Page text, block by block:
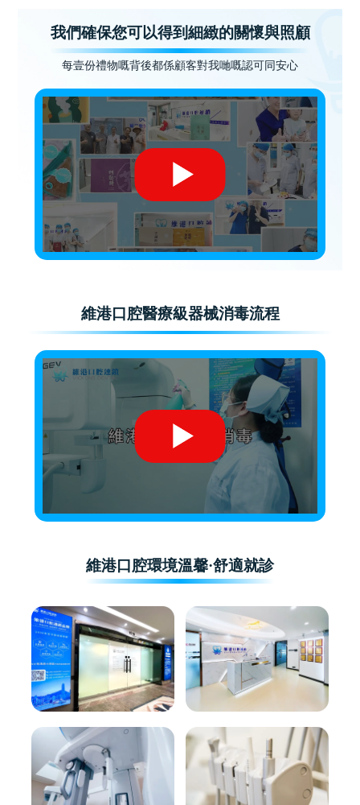
我們確保您可以得到細緻的關懷與照顧
每壹份禮物嘅背後都係顧客對我哋嘅認可同安心
維港口腔醫療級器械消毒流程
維港口腔環境溫馨·舒適就診